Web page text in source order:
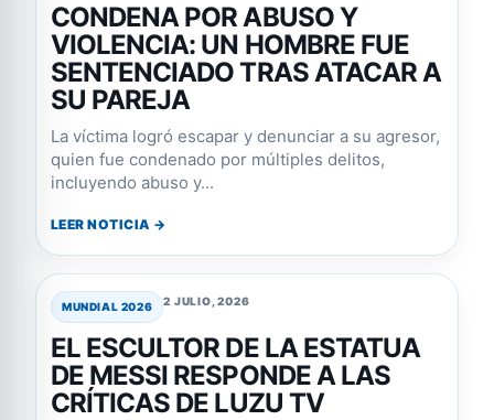
CONDENA POR ABUSO Y
VIOLENCIA: UN HOMBRE FUE
SENTENCIADO TRAS ATACAR A
SU PAREJA
La víctima logró escapar y denunciar a su agresor,
quien fue condenado por múltiples delitos,
incluyendo abuso y...
LEER NOTICIA →
MUNDIAL 2026 2 JULIO, 2026
EL ESCULTOR DE LA ESTATUA
DE MESSI RESPONDE A LAS
CRÍTICAS DE LUZU TV